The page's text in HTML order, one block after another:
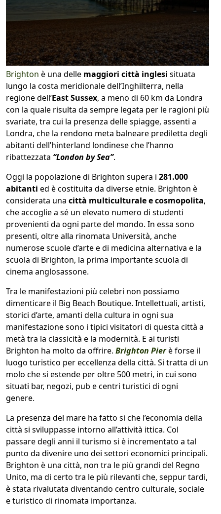
Brighton è una delle maggiori città inglesi situata
lungo la costa meridionale dell’Inghilterra, nella
regione dell’East Sussex, a meno di 60 km da Londra
con la quale risulta da sempre legata per le ragioni più
svariate, tra cui la presenza delle spiagge, assenti a
Londra, che la rendono meta balneare prediletta degli
abitanti dell’hinterland londinese che l’hanno
ribattezzata “London by Sea”.
Oggi la popolazione di Brighton supera i 281.000
abitanti ed è costituita da diverse etnie. Brighton è
considerata una città multiculturale e cosmopolita,
che accoglie a sé un elevato numero di studenti
provenienti da ogni parte del mondo. In essa sono
presenti, oltre alla rinomata Università, anche
numerose scuole d’arte e di medicina alternativa e la
scuola di Brighton, la prima importante scuola di
cinema anglosassone.
Tra le manifestazioni più celebri non possiamo
dimenticare il Big Beach Boutique. Intellettuali, artisti,
storici d’arte, amanti della cultura in ogni sua
manifestazione sono i tipici visitatori di questa città a
metà tra la classicità e la modernità. E ai turisti
Brighton ha molto da offrire. Brighton Pierè forse il
luogo turistico per eccellenza della città. Si tratta di un
molo che si estende per oltre 500 metri, in cui sono
situati bar, negozi, pub e centri turistici di ogni
genere.
La presenza del mare ha fatto si che l’economia della
città si sviluppasse intorno all’attività ittica. Col
passare degli anni il turismo si è incrementato a tal
punto da divenire uno dei settori economici principali.
Brighton è una città, non tra le più grandi del Regno
Unito, ma di certo tra le più rilevanti che, seppur tardi,
è stata rivalutata diventando centro culturale, sociale
e turistico di rinomata importanza.